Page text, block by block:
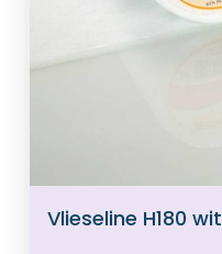
Vlieseline H180 wit